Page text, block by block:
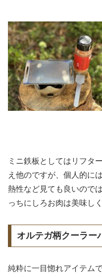
ミニ鉄板としてはリフタ
え他のですが、個人的に
熱性など見ても良いので
っちにしろお肉は美味し
オルテガ柄クーラー
純粋に一目惚れアイテム